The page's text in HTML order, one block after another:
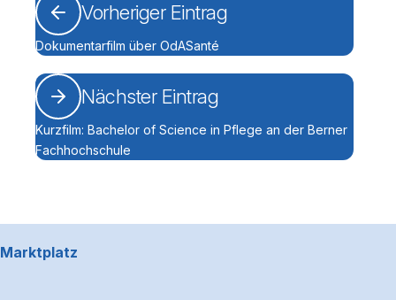
Vorheriger Eintrag
Dokumentarfilm über OdASanté
Nächster Eintrag
Kurzfilm: Bachelor of Science in Pflege an der Berner
Fachhochschule
Marktplatz